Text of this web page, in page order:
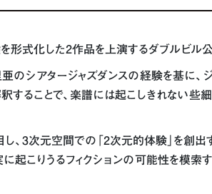
形式化した2作品を上演するダブルビル公
のシアタージャズダンスの経験を基に、
することで、楽譜には起こしきれない些
、3次元空間での「2次元的体験」を創出
こりうるフィクションの可能性を模索